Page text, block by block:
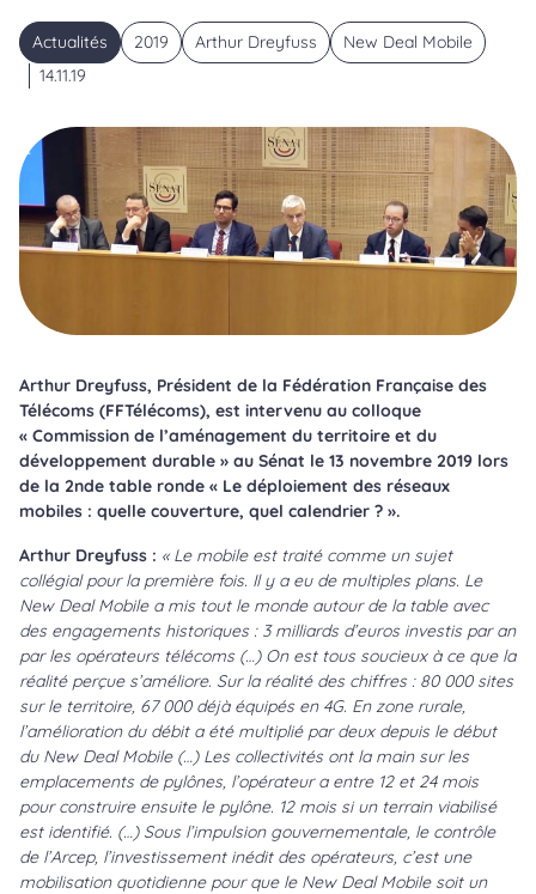
Actualités 2019 Arthur Dreyfuss
New Deal Mobile
14.11.19
Arthur Dreyfuss, Président de la Fédération Française des
Télécoms (FFTélécoms), est intervenu au colloque
« Commission de l’aménagement du territoire et du
développement durable » au Sénat le 13 novembre 2019 lors
de la 2nde table ronde « Le déploiement des réseaux
mobiles : quelle couverture, quel calendrier ? ».
Arthur Dreyfuss : « Le mobile est traité comme un sujet
collégial pour la première fois. Il y a eu de multiples plans. Le
New Deal Mobilea mis tout le monde autour de la table avec
des engagements historiques : 3 milliards d’euros investis par an
par les opérateurs télécoms (…) On est tous soucieux à ce que la
réalité perçue s’améliore. Sur la réalité des chiffres : 80 000 sites
sur le territoire, 67 000 déjà équipés en 4G. En zone rurale,
l’amélioration du débit a été multiplié par deux depuis le début
du New Deal Mobile(…)Les collectivités ont la main sur les
emplacements de pylônes, l’opérateur a entre 12 et 24 mois
pour construire ensuite le pylône. 12 mois si un terrain viabilisé
est identifié. (…) Sous l’impulsion gouvernementale, le contrôle
de l’Arcep, l’investissement inédit des opérateurs, c’est une
mobilisation quotidienne pour que le New Deal Mobilesoit un